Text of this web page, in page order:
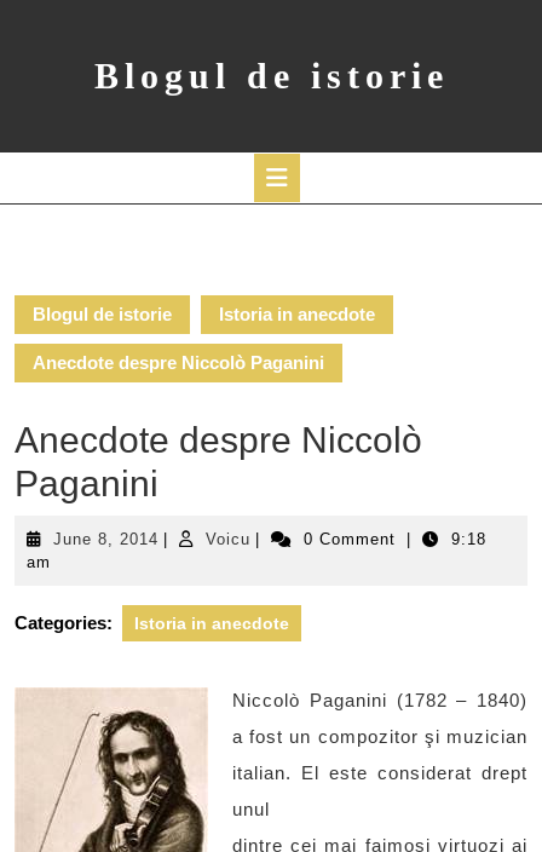
Blogul de istorie
Blogul de istorie Istoria in anecdote
Anecdote despre Niccolò Paganini
Anecdote despre Niccolò
Paganini
June 8, 2014 June
Voicu Voicu 0 Comment
9:18
am
Categories: Istoria in anecdote
Niccolò Paganini (1782 – 1840)
a fost un compozitor şi muzician
italian. El este considerat drept
unul
dintre cei mai faimoşi virtuozi ai